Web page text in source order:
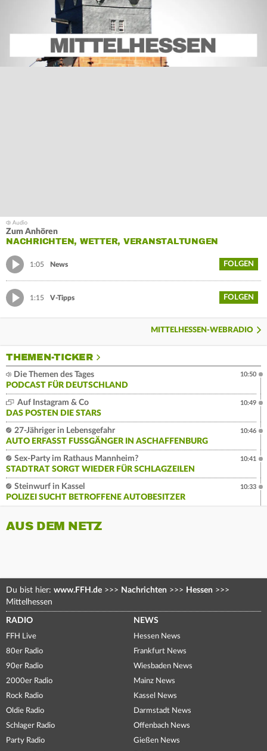
Zum Anhören
NACHRICHTEN, WETTER, VERANSTALTUNGEN
1:05 News FOLGEN
1:15 V-Tipps FOLGEN
MITTELHESSEN-WEBRADIO
THEMEN-TICKER
Die Themen des Tages
PODCAST FÜR DEUTSCHLAND
10:50
Auf Instagram & Co
DAS POSTEN DIE STARS
10:49
27-Jähriger in Lebensgefahr
AUTO ERFASST FUSSGÄNGER IN ASCHAFFENBURG
10:46
Sex-Party im Rathaus Mannheim?
STADTRAT SORGT WIEDER FÜR SCHLAGZEILEN
10:41
Steinwurf in Kassel
POLIZEI SUCHT BETROFFENE AUTOBESITZER
10:33
AUS DEM NETZ
Du bist hier: www.FFH.de >>> Nachrichten >>> Hessen >>>
Mittelhessen
RADIO
FFH Live
80er Radio
90er Radio
2000er Radio
Rock Radio
Oldie Radio
Schlager Radio
Party Radio
NEWS
Hessen News
Frankfurt News
Wiesbaden News
Mainz News
Kassel News
Darmstadt News
Offenbach News
Gießen News